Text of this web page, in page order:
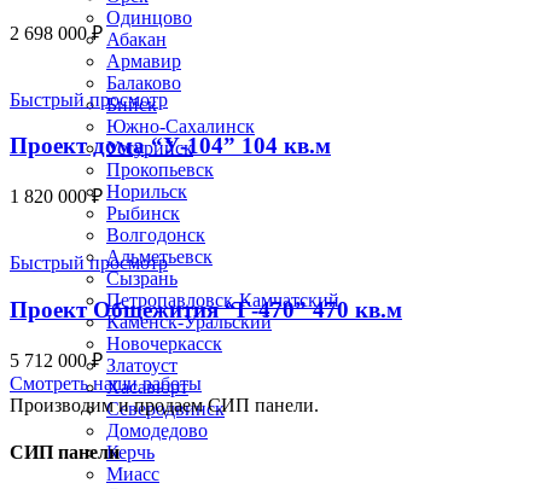
Одинцово
Абакан
Армавир
Балаково
Бийск
Южно-Сахалинск
Уссурийск
Прокопьевск
Норильск
Рыбинск
Волгодонск
Альметьевск
Сызрань
Петропавловск-Камчатский
Каменск-Уральский
Новочеркасск
Златоуст
Хасавюрт
Северодвинск
Домодедово
Керчь
Миасс
2 698 000₽
Быстрый просмотр
Проект дома “У-104” 104 кв.м
1 820 000₽
Быстрый просмотр
Проект Общежития “Г-470” 470 кв.м
5 712 000₽
Смотреть наши работы
Производим и продаем СИП панели.
СИП панели